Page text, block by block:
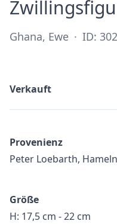
Ghana, Ewe · ID:
Verkauft
Provenienz
Peter Loebarth,
Größe
H: 17,5 cm - 22 cm